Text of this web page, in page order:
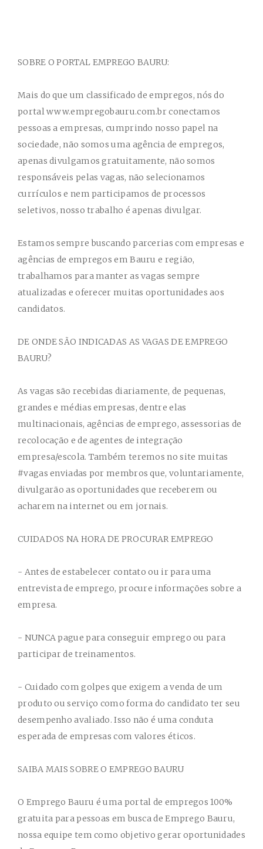
SOBRE O PORTAL EMPREGO BAURU:
Mais do que um classificado de empregos, nós do
portal www.empregobauru.com.br conectamos
pessoas a empresas, cumprindo nosso papel na
sociedade, não somos uma agência de empregos,
apenas divulgamos gratuitamente, não somos
responsáveis pelas vagas, não selecionamos
currículos e nem participamos de processos
seletivos, nosso trabalho é apenas divulgar.
Estamos sempre buscando parcerias com empresas e
agências de empregos em Bauru e região,
trabalhamos para manter as vagas sempre
atualizadas e oferecer muitas oportunidades aos
candidatos.
DE ONDE SÃO INDICADAS AS VAGAS DE EMPREGO
BAURU?
As vagas são recebidas diariamente, de pequenas,
grandes e médias empresas, dentre elas
multinacionais, agências de emprego, assessorias de
recolocação e de agentes de integração
empresa/escola. Também teremos no site muitas
#vagas enviadas por membros que, voluntariamente,
divulgarão as oportunidades que receberem ou
acharem na internet ou em jornais.
CUIDADOS NA HORA DE PROCURAR EMPREGO
- Antes de estabelecer contato ou ir para uma
entrevista de emprego, procure informações sobre a
empresa.
- NUNCA pague para conseguir emprego ou para
participar de treinamentos.
- Cuidado com golpes que exigem a venda de um
produto ou serviço como forma do candidato ter seu
desempenho avaliado. Isso não é uma conduta
esperada de empresas com valores éticos.
SAIBA MAIS SOBRE O EMPREGO BAURU
O Emprego Bauru é uma portal de empregos 100%
gratuita para pessoas em busca de Emprego Bauru,
nossa equipe tem como objetivo gerar oportunidades